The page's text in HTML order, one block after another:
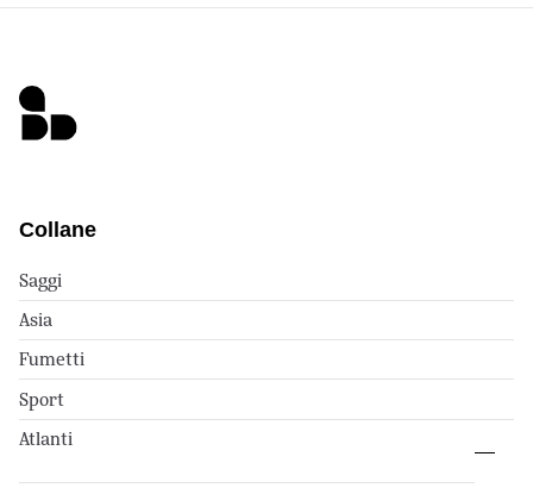
Collane
Saggi
Asia
Fumetti
Sport
Atlanti